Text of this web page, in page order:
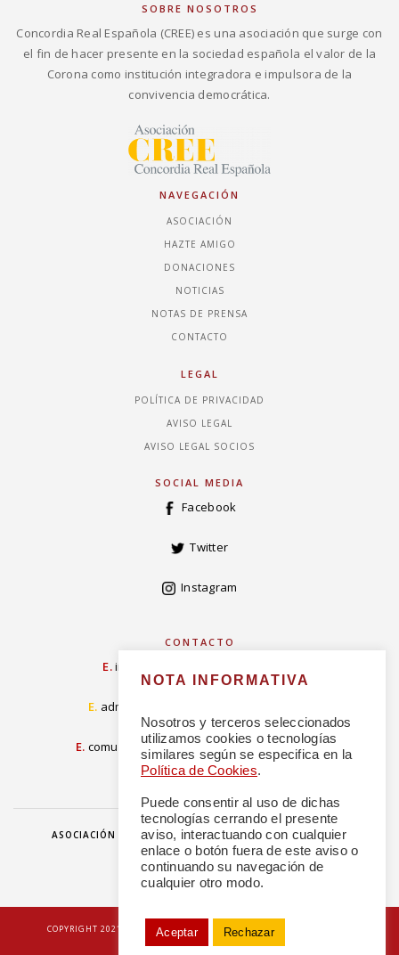
SOBRE NOSOTROS
Concordia Real Española (CREE) es una asociación que surge con
el fin de hacer presente en la sociedad española el valor de la
Corona como institución integradora e impulsora de la
convivencia democrática.
NAVEGACIÓN
ASOCIACIÓN
HAZTE AMIGO
DONACIONES
NOTICIAS
NOTAS DE PRENSA
CONTACTO
LEGAL
POLÍTICA DE PRIVACIDAD
AVISO LEGAL
AVISO LEGAL SOCIOS
SOCIAL MEDIA
Facebook
Twitter
Instagram
CONTACTO
E.info@concordiarealespanola.es
E. admision@concordiarealespanola.es
E. comunicacion@concordiarealespanola.es
ASOCIACIÓN HAZTE AMIGO DONACIONES NOTICIAS
COPYRIGHT 2021 © TODOS LOS DERECHOS RESERVADOS
PRIVACIDAD
NOTA INFORMATIVA
Nosotros y terceros seleccionados
utilizamos cookies o tecnologías
similares según se especifica en la
Política de Cookies.
Puede consentir al uso de dichas
tecnologías cerrando el presente
aviso, interactuando con cualquier
enlace o botón fuera de este aviso o
continuando su navegación de
cualquier otro modo.
Aceptar Rechazar